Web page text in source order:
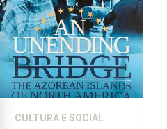
CULTURA E SOCIAL